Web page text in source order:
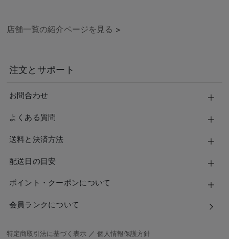
店舗一覧の紹介ページを見る >
注文とサポート
お問合わせ
よくある質問
送料と決済方法
配送日の目安
ポイント・クーポンについて
会員ランクについて
特定商取引法に基づく表示 ／個人情報保護方針